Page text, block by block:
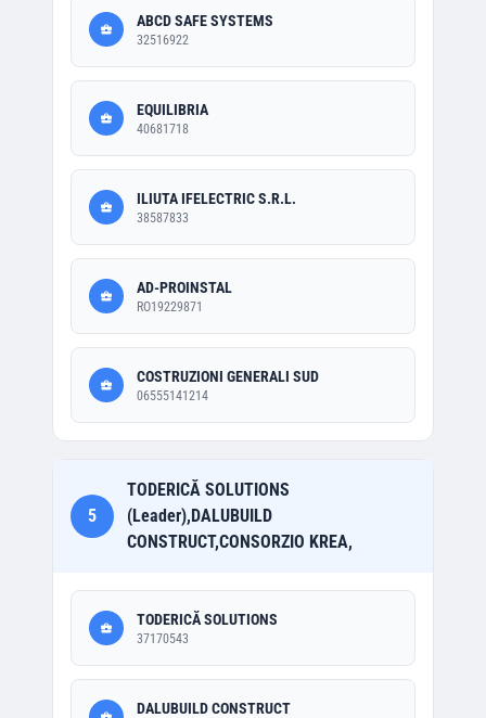
ABCD SAFE SYSTEMS
32516922
EQUILIBRIA
40681718
ILIUTA IFELECTRIC S.R.L.
38587833
AD-PROINSTAL
RO19229871
COSTRUZIONI GENERALI SUD
06555141214
5
TODERICĂ SOLUTIONS
(Leader),DALUBUILD
CONSTRUCT,CONSORZIO KREA,
TODERICĂ SOLUTIONS
37170543
DALUBUILD CONSTRUCT